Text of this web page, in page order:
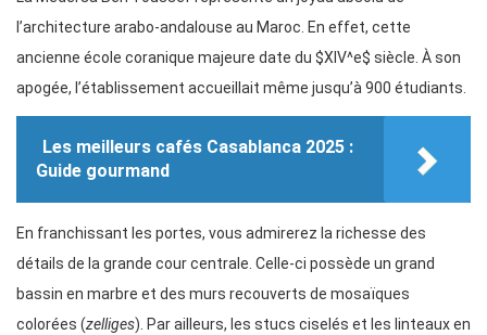
l’architecture arabo-andalouse au Maroc. En effet, cette
ancienne école coranique majeure date du $XIV^e$ siècle. À son
apogée, l’établissement accueillait même jusqu’à 900 étudiants.
Les meilleurs cafés Casablanca 2025 :
Guide gourmand
En franchissant les portes, vous admirerez la richesse des
détails de la grande cour centrale. Celle-ci possède un grand
bassin en marbre et des murs recouverts de mosaïques
colorées (zelliges). Par ailleurs, les stucs ciselés et les linteaux en